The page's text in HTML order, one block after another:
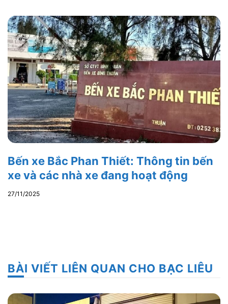
Bến xe Bắc Phan Thiết: Thông tin bến
xe và các nhà xe đang hoạt động
27/11/2025
BÀI VIẾT LIÊN QUAN CHO BẠC LIÊU